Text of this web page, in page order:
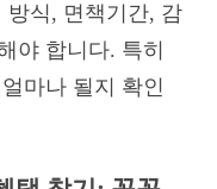
방식, 면책기간, 감
야 합니다. 특히
마나 될지 확인